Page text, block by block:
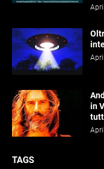
in
TAGS